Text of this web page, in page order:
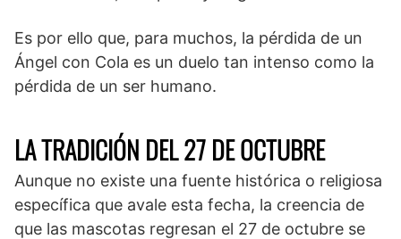
Es por ello que, para muchos, la pérdida de un
Ángel con Cola es un duelo tan intenso como la
pérdida de un ser humano.
LA TRADICIÓN DEL 27 DE OCTUBRE
Aunque no existe una fuente histórica o religiosa
específica que avale esta fecha, la creencia de
que las mascotas regresan el 27 de octubre se